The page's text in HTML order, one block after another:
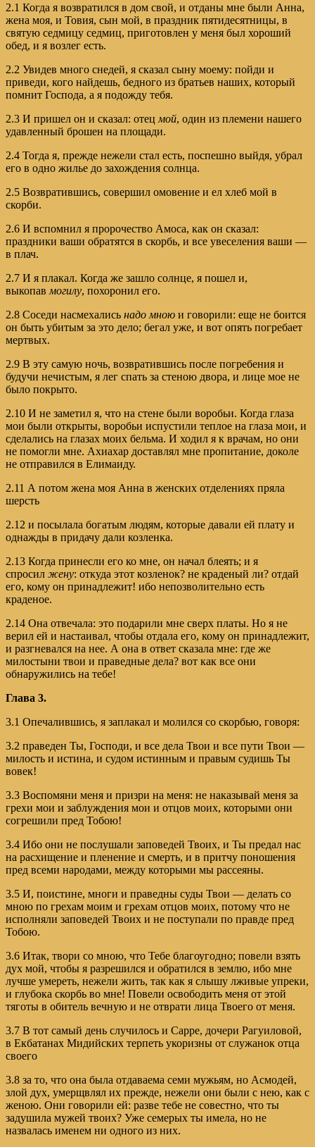
2.1 Когда я возвратился в дом свой, и отданы мне были Анна,
жена моя, и Товия, сын мой, в праздник пятидесятницы, в
святую седмицу седмиц, приготовлен у меня был хороший
обед, и я возлег есть.
2.2 Увидев много снедей, я сказал сыну моему: пойди и
приведи, кого найдешь, бедного из братьев наших, который
помнит Господа, а я подожду тебя.
2.3 И пришел он и сказал: отец мой, один из племени нашего
удавленный брошен на площади.
2.4 Тогда я, прежде нежели стал есть, поспешно выйдя, убрал
его в одно жилье до захождения солнца.
2.5 Возвратившись, совершил омовение и ел хлеб мой в
скорби.
2.6 И вспомнил я пророчество Амоса, как он сказал:
праздники ваши обратятся в скорбь, и все увеселения ваши —
в плач.
2.7 И я плакал. Когда же зашло солнце, я пошел и,
выкопав могилу, похоронил его.
2.8 Соседи насмехались надо мною и говорили: еще не боится
он быть убитым за это дело; бегал уже, и вот опять погребает
мертвых.
2.9 В эту самую ночь, возвратившись после погребения и
будучи нечистым, я лег спать за стеною двора, и лице мое не
было покрыто.
2.10 И не заметил я, что на стене были воробьи. Когда глаза
мои были открыты, воробьи испустили теплое на глаза мои, и
сделались на глазах моих бельма. И ходил я к врачам, но они
не помогли мне. Ахиахар доставлял мне пропитание, доколе
не отправился в Елимаиду.
2.11 А потом жена моя Анна в женских отделениях пряла
шерсть
2.12 и посылала богатым людям, которые давали ей плату и
однажды в придачу дали козленка.
2.13 Когда принесли его ко мне, он начал блеять; и я
спросил жену: откуда этот козленок? не краденый ли? отдай
его, кому он принадлежит! ибо непозволительно есть
краденое.
2.14 Она отвечала: это подарили мне сверх платы. Но я не
верил ей и настаивал, чтобы отдала его, кому он принадлежит,
и разгневался на нее. А она в ответ сказала мне: где же
милостыни твои и праведные дела? вот как все они
обнаружились на тебе!
Глава 3.
3.1 Опечалившись, я заплакал и молился со скорбью, говоря:
3.2 праведен Ты, Господи, и все дела Твои и все пути Твои —
милость и истина, и судом истинным и правым судишь Ты
вовек!
3.3 Воспомяни меня и призри на меня: не наказывай меня за
грехи мои и заблуждения мои и отцов моих, которыми они
согрешили пред Тобою!
3.4 Ибо они не послушали заповедей Твоих, и Ты предал нас
на расхищение и пленение и смерть, и в притчу поношения
пред всеми народами, между которыми мы рассеяны.
3.5 И, поистине, многи и праведны суды Твои — делать со
мною по грехам моим и грехам отцов моих, потому что не
исполняли заповедей Твоих и не поступали по правде пред
Тобою.
3.6 Итак, твори со мною, что Тебе благоугодно; повели взять
дух мой, чтобы я разрешился и обратился в землю, ибо мне
лучше умереть, нежели жить, так как я слышу лживые упреки,
и глубока скорбь во мне! Повели освободить меня от этой
тяготы в обитель вечную и не отврати лица Твоего от меня.
3.7 В тот самый день случилось и Сарре, дочери Рагуиловой,
в Екбатанах Мидийских терпеть укоризны от служанок отца
своего
3.8 за то, что она была отдаваема семи мужьям, но Асмодей,
злой дух, умерщвлял их прежде, нежели они были с нею, как с
женою. Они говорили ей: разве тебе не совестно, что ты
задушила мужей твоих? Уже семерых ты имела, но не
назвалась именем ни одного из них.